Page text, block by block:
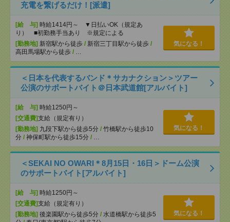
充電を繋げるだけ！[派遣]
[給 与] 時給1414円～ ▼日払いOK（規定あ
り） ■初勤務手当あり ※規定による
[勤務地] 新宿駅から徒歩 / 新宿三丁目駅から徒歩 /
高田馬場駅から徒歩 / …
気になる！
＜日本を代表するバンド＊サカナクション＞ツアー
公演のサポートバイト＠日本武道館[アルバイト]
[給 与] 時給1250円～
[交通費]支給（規定有り）
[勤務地] 九段下駅から徒歩5分 / 竹橋駅から徒歩10
分 / 神保町駅から徒歩15分 / …
気になる！
＜SEKAI NO OWARI＊8月15日・16日＞ドーム公演
のサポートバイト[アルバイト]
[給 与] 時給1250円～
[交通費]支給（規定有り）
[勤務地] 後楽園駅から徒歩5分 / 水道橋駅から徒歩5
気になる！